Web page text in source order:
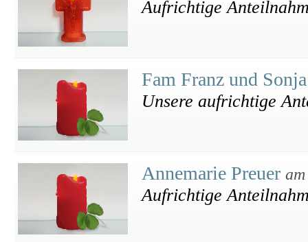
Aufrichtige
Fam Franz und
Unsere aufrichtige
Annemarie Preuer
Aufrichtige